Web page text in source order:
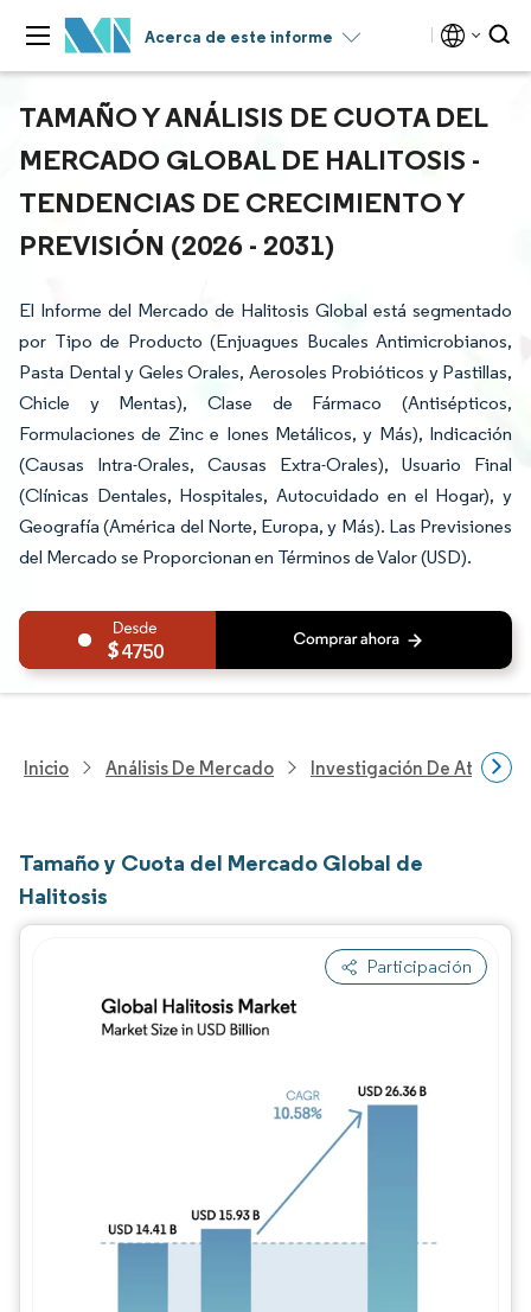
Acerca de este informe
TAMAÑO Y ANÁLISIS DE CUOTA DEL
MERCADO GLOBAL DE HALITOSIS -
TENDENCIAS DE CRECIMIENTO Y
PREVISIÓN (2026 - 2031)
El Informe del Mercado de Halitosis Global está segmentado
por Tipo de Producto (Enjuagues Bucales Antimicrobianos,
Pasta Dental y Geles Orales, Aerosoles Probióticos y Pastillas,
Chicle y Mentas), Clase de Fármaco (Antisépticos,
Formulaciones de Zinc e Iones Metálicos, y Más), Indicación
(Causas Intra-Orales, Causas Extra-Orales), Usuario Final
(Clínicas Dentales, Hospitales, Autocuidado en el Hogar), y
Geografía (América del Norte, Europa, y Más). Las Previsiones
del Mercado se Proporcionan en Términos de Valor (USD).
4750
Inicio Análisis De Mercado Investigación De
Tamaño y Cuota del Mercado Global de
Halitosis
Participación
Imagen © Mordor Intelligence. El uso